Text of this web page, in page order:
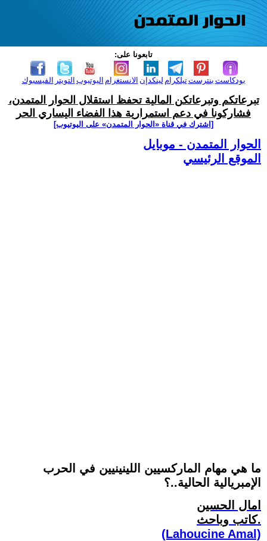
تابعونا على:
الفيسبوك التويتر اليوتيوب الانستغرام لينكدإن تيلكرامبنترست بودكاست
تبرعاتكم وتبرعاتكن المالية تحفظ استقلال الحوار المتمدن،
فشاركونا في دعم استمرارية هذا الفضاء اليساري الحر
[اشترك في قناة ‫«الحوار المتمدن» على اليوتيوب]
الحوار المتمدن - موبايل
الموقع الرئيسي
ما هي مهام الماركسيين اللينينيين في الحرب
الإمبريالية الحالية..؟
امال الحسين
كاتب وباحث.
(Lahoucine Amal)